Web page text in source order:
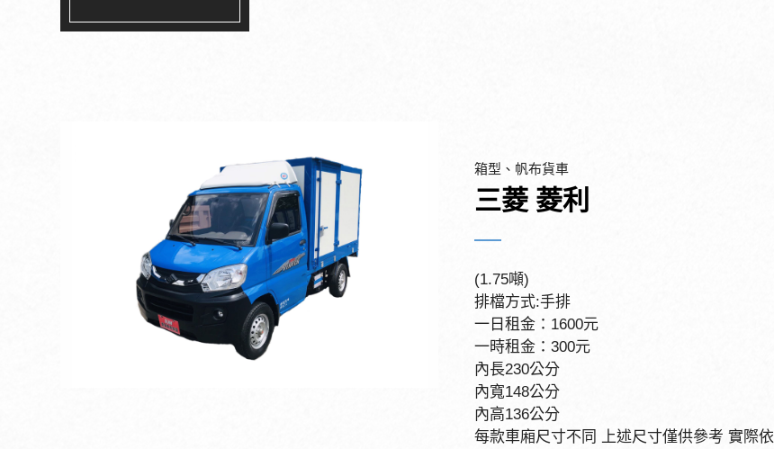
箱型、帆布貨車
三菱 菱利
(1.75噸)
排檔方式:手排
一日租金：1600元
一時租金：300元
內長230公分
內寬148公分
內高136公分
每款車廂尺寸不同 上述尺寸僅供參考 實際依